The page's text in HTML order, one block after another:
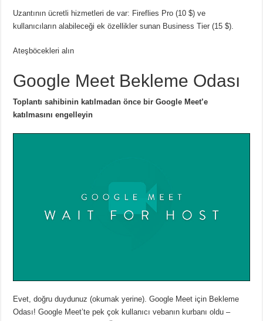
Uzantının ücretli hizmetleri de var: Fireflies Pro (10 $) ve
kullanıcıların alabileceği ek özellikler sunan Business Tier (15 $).
Ateşböcekleri alın
Google Meet Bekleme Odası
Toplantı sahibinin katılmadan önce bir Google Meet’e
katılmasını engelleyin
Evet, doğru duydunuz (okumak yerine).Google Meet için Bekleme
Odası!Google Meet’te pek çok kullanıcı vebanın kurbanı oldu –